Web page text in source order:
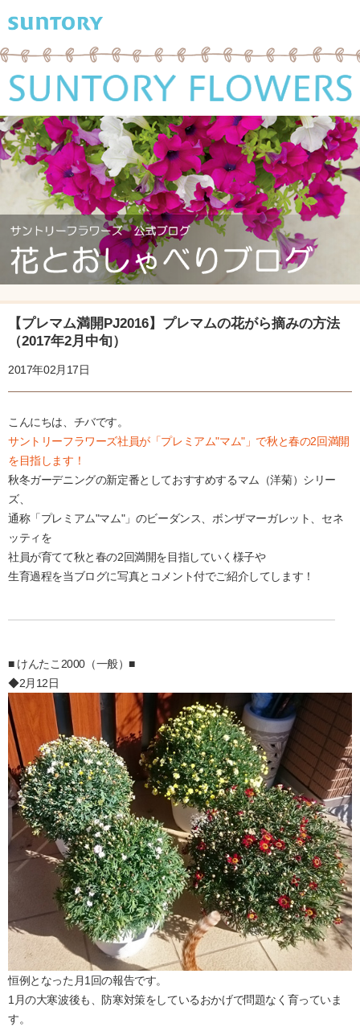
【プレマム満開PJ2016】プレマムの花がら摘みの方法
（2017年2月中旬）
2017年02月17日
こんにちは、チバです。
サントリーフラワーズ社員が「プレミアム"マム"」で秋と春の2回満開
を目指します！
秋冬ガーデニングの新定番としておすすめするマム（洋菊）シリー
ズ、
通称「プレミアム"マム"」のビーダンス、ボンザマーガレット、セネ
ッティを
社員が育てて秋と春の2回満開を目指していく様子や
生育過程を当ブログに写真とコメント付でご紹介してします！
■ けんたこ2000（一般）■
◆2月12日
恒例となった月1回の報告です。
1月の大寒波後も、防寒対策をしているおかげで問題なく育っていま
す。